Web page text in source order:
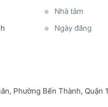
Nhà tắm
Ngày đăng
Phường Bến Thành, Quận 1